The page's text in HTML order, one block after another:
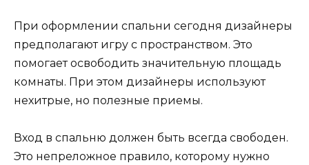
При оформлении спальни сегодня дизайнеры
предполагают игру с пространством. Это
помогает освободить значительную площадь
комнаты. При этом дизайнеры используют
нехитрые, но полезные приемы.
Вход в спальню должен быть всегда свободен.
Это непреложное правило, которому нужно